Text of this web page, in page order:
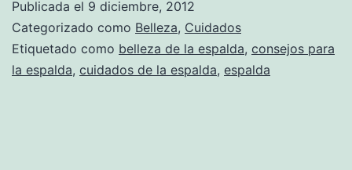
Publicada el 9 diciembre, 2012
Categorizado como Belleza, Cuidados
Etiquetado como belleza de la espalda, consejos para
la espalda, cuidados de la espalda, espalda